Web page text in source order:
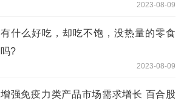
2023-08-09
有什么好吃，却吃不饱，没热量的零食
吗?
2023-08-09
增强免疫力类产品市场需求增长 百合股